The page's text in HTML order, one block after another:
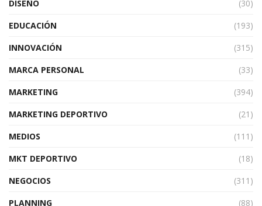
DISEÑO
(30)
EDUCACIÓN
(193)
INNOVACIÓN
(315)
MARCA PERSONAL
(33)
MARKETING
(394)
MARKETING DEPORTIVO
(21)
MEDIOS
(111)
MKT DEPORTIVO
(18)
NEGOCIOS
(311)
PLANNING
(88)